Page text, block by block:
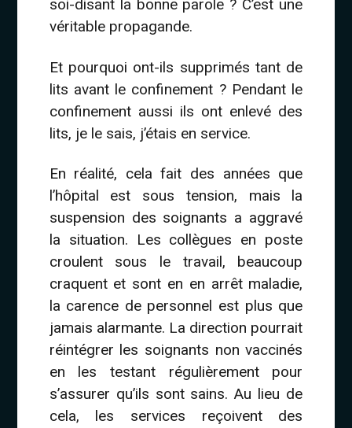
soi-disant la bonne parole ? C’est une
véritable propagande.
Et pourquoi ont-ils supprimés tant de
lits avant le confinement ? Pendant le
confinement aussi ils ont enlevé des
lits, je le sais, j’étais en service.
En réalité, cela fait des années que
l’hôpital est sous tension, mais la
suspension des soignants a aggravé
la situation. Les collègues en poste
croulent sous le travail, beaucoup
craquent et sont en en arrêt maladie,
la carence de personnel est plus que
jamais alarmante. La direction pourrait
réintégrer les soignants non vaccinés
en les testant régulièrement pour
s’assurer qu’ils sont sains. Au lieu de
cela, les services reçoivent des